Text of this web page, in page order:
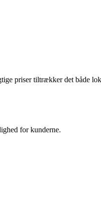
priser tiltrækker det både
for kunderne.